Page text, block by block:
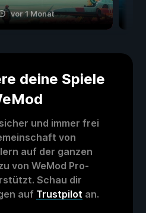
vor 1 Monat
deine Spiele
und immer frei
von
auf der ganzen
von WeMod Pro-
Schau dir
auf Trustpilot an.